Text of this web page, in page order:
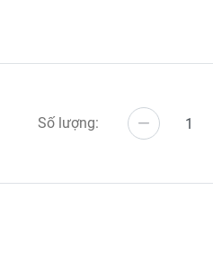
Số lượng: